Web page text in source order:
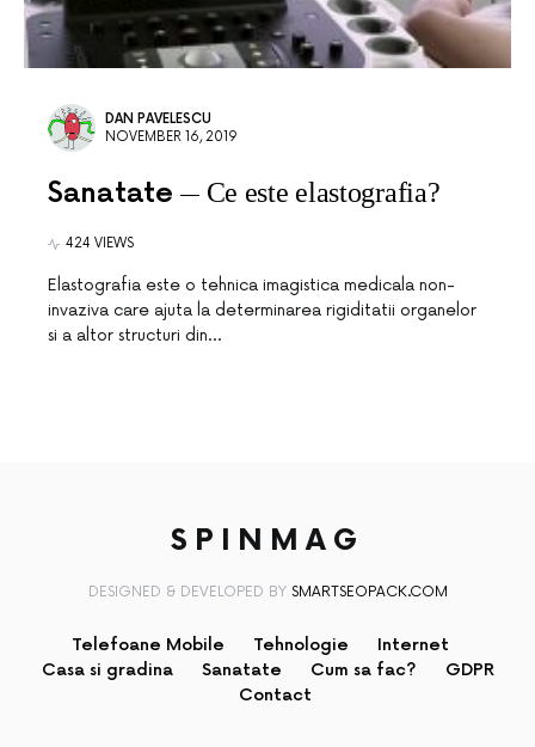
DAN PAVELESCU
NOVEMBER 16, 2019
Sanatate Ce este elastografia?
424 VIEWS
Elastografia este o tehnica imagistica medicala non-
invaziva care ajuta la determinarea rigiditatii organelor
si a altor structuri din…
SPINMAG
DESIGNED & DEVELOPED BY SMARTSEOPACK.COM
Telefoane Mobile Tehnologie
Internet
Casa si gradina
Sanatate Cum sa fac?
GDPR
Contact